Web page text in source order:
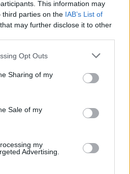
This information may
third parties on the IAB’s List of
that may further disclose it to other
app uses one or more Google
behaviour. You may click to
and its third-party tags to
purposes in below Google
Opt Outs
Sharing of my
Sale of my
my
Advertising.
Siklósi Örs emlékkoncertjére
esemény
) a Road
el annak idején a nótát,
számnak, amit az év
teljes egészében
- Set You Free